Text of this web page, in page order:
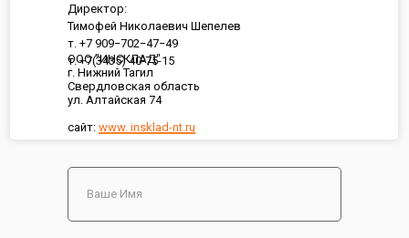
ООО "ИНСКЛАД"
г. Нижний Тагил
Свердловская область
ул. Алтайская 74
сайт: www. insklad-nt.ru
Директор:
Тимофей Николаевич Шепелев
т. +7 909−702−47−49
т. +7(3435) 40-75-15